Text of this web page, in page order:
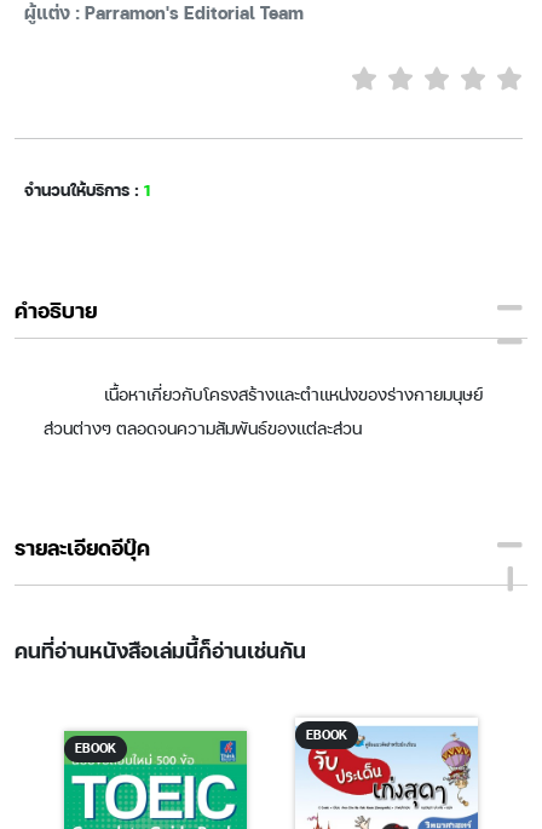
ผู้แต่ง : Parramon's Editorial Team
จำนวนให้บริการ : 1
คำอธิบาย
เนื้อหาเกี่ยวกับโครงสร้างและตำแหน่งของร่างกายมนุษย์
ส่วนต่างๆ ตลอดจนความสัมพันธ์ของแต่ละส่วน
รายละเอียดอีบุ๊ค
คนที่อ่านหนังสือเล่มนี้ก็อ่านเช่นกัน
EBOOK
EBOOK